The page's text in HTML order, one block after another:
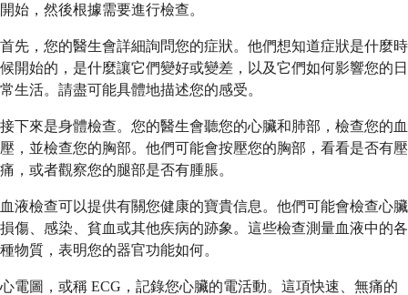
開始，然後根據需要進行檢查。
首先，您的醫生會詳細詢問您的症狀。他們想知道症狀是什麼時
候開始的，是什麼讓它們變好或變差，以及它們如何影響您的日
常生活。請盡可能具體地描述您的感受。
接下來是身體檢查。您的醫生會聽您的心臟和肺部，檢查您的血
壓，並檢查您的胸部。他們可能會按壓您的胸部，看看是否有壓
痛，或者觀察您的腿部是否有腫脹。
血液檢查可以提供有關您健康的寶貴信息。他們可能會檢查心臟
損傷、感染、貧血或其他疾病的跡象。這些檢查測量血液中的各
種物質，表明您的器官功能如何。
心電圖，或稱 ECG，記錄您心臟的電活動。這項快速、無痛的